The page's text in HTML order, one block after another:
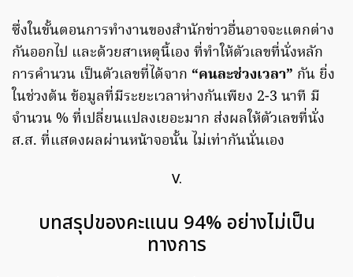
ซึ่งในขั้นตอนการทำงานของสำนักข่าวอื่นอาจจะแตกต่าง
กันออกไป และด้วยสาเหตุนี้เอง ที่ทำให้ตัวเลขที่นั่งหลัก
การคำนวน เป็นตัวเลขที่ได้จาก “คนละช่วงเวลา” กัน ยิ่ง
ในช่วงต้น ข้อมูลที่มีระยะเวลาห่างกันเพียง 2-3 นาที มี
จำนวน % ที่เปลี่ยนแปลงเยอะมาก ส่งผลให้ตัวเลขที่นั่ง
ส.ส. ที่แสดงผลผ่านหน้าจอนั้น ไม่เท่ากันนั่นเอง
V.
บทสรุปของคะแนน 94% อย่างไม่เป็น
ทางการ